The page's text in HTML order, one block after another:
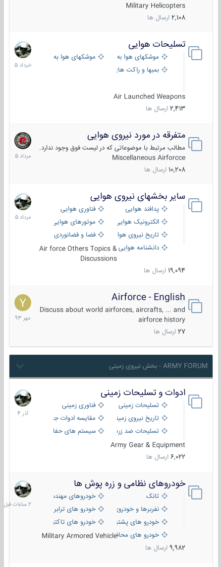
Military Helicopters
2,108 ارسال ها
تسلیحات هوایی
موشکهای هوا به هوا
موشکهای هوا به سطح
بمبها و راکت های هوایی
Air Launched Weapons
2,413 ارسال ها
30
خرداد
1405
متفرقه در مورد نیروی هوایی
مطالب مرتبط با موضوعاتی که در لیست فوق وجود ندارد.
Miscellaneous Airforcce
10,208 ارسال ها
7
مرداد
1405
سایر بخشهای نیروی هوایی
پدافند هوایی
فناوری هوایی
الکترونیک هوایی
موتورهای هوایی
تاریخ نیروی هوایی
فضا و فضانوردی
دانشنامه هواییAir force Others Topics &
Discussions
19,094 ارسال ها
2
مرداد
1405
Airforce - English
Discuss about world airforces, aircrafts, ... and
airforce history
27 ارسال ها
15
مهر
1393
ARMY FORUM - بخش نیروی زمینی
ادوات و تسلیحات زمینی
تسلیحات زمینی
فناوری زمینی
تاریخ نیروی زمینی
مقایسه ادوات جنگی
تسلیحات ضد زره
سیستم های حفاظت فعال
Army Gear & Equipment
6,022 ارسال ها
21
آذر
1404
خودروهای نظامی و زره پوش ها
تانک
خودروهای مهندسی
نفربرها و خودروی های رزمی پیاده نظام
خودرو های ترابری نظامی
خودرو های پشتیبانی آتش ، شناسایی و ضد تانک
خودرو های تاکتیکی نظامی
خودرو های محافظت شدهMilitary Armored Vehicle
9,982 ارسال ها
2
ساعات
قبل